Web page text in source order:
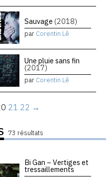
Sauvage (2018)
par Corentin Lê
Une pluie sans fin
(2017)
par Corentin Lê
21 22 →
73 résultats
Bi Gan – Vertiges et
tressaillements